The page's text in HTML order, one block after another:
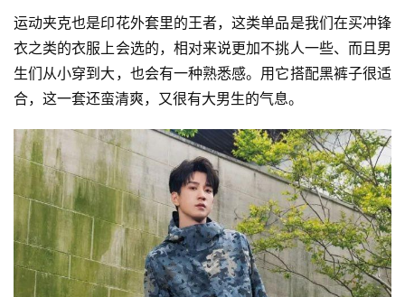
运动夹克也是印花外套里的王者，这类单品是我们在买冲锋
衣之类的衣服上会选的，相对来说更加不挑人一些、而且男
生们从小穿到大，也会有一种熟悉感。用它搭配黑裤子很适
合，这一套还蛮清爽，又很有大男生的气息。